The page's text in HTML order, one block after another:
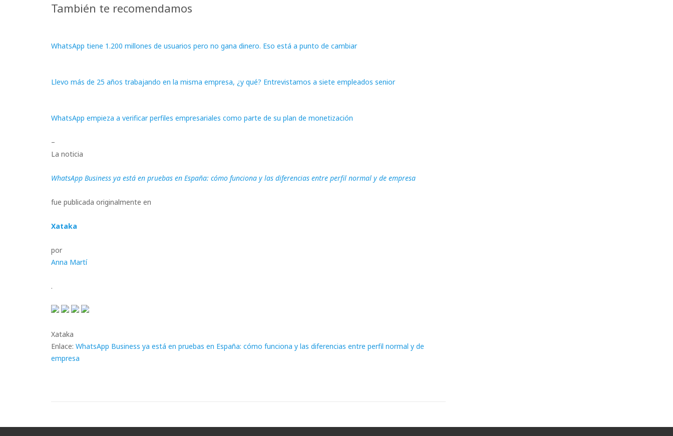
También te recomendamos
WhatsApp tiene 1.200 millones de usuarios pero no gana dinero. Eso está a punto de cambiar
Llevo más de 25 años trabajando en la misma empresa, ¿y qué? Entrevistamos a siete empleados senior
WhatsApp empieza a verificar perfiles empresariales como parte de su plan de monetización
–
La noticia
WhatsApp Business ya está en pruebas en España: cómo funciona y las diferencias entre perfil normal y de empresa
fue publicada originalmente en
Xataka
por
Anna Martí
.
Xataka
Enlace: WhatsApp Business ya está en pruebas en España: cómo funciona y las diferencias entre perfil normal y de
empresa